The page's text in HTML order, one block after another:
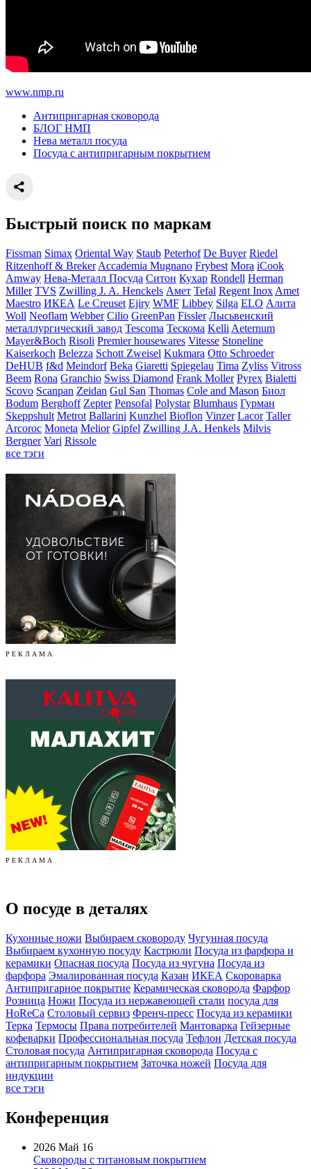
www.nmp.ru
Антипригарная сковорода
БЛОГ НМП
Нева металл посуда
Посуда с антипригарным покрытием
Быстрый поиск по маркам
Fissman Simax Oriental Way Staub Peterhof De Buyer Riedel
Ritzenhoff & Breker Accademia Mugnano Frybest Mora iCook
Amway Нева-Металл Посуда Ситон Кухар Rondell Herman
Miller TVS Zwilling J. A. Henckels Амет Tefal Regent Inox Amet
Maestro ИКЕА Le Creuset Ejiry WMF Libbey Silga ELO Алита
Woll Neoflam Webber Cilio GreenPan Fissler Лысьвенский
металлургический завод Tescoma Тескома Kelli Aeternum
Mayer&Boch Risoli Premier housewares Vitesse Stoneline
Kaiserkoch Belezza Schott Zweisel Kukmara Otto Schroeder
DeHUB f&d Meindorf Beka Giaretti Spiegelau Tima Zyliss Vitross
Beem Rona Granchio Swiss Diamond Frank Moller Pyrex Bialetti
Scovo Scanpan Zeidan Gul San Thomas Cole and Mason Биол
Bodum Berghoff Zepter Pensofal Polystar Blumhaus Гурман
Skeppshult Metrot Ballarini Kunzhel Bioflon Vinzer Lacor Taller
Arcoroc Moneta Melior Gipfel Zwilling J.A. Henkels Milvis
Bergner Vari Rissole
все тэги
Р Е К Л А М А
Р Е К Л А М А
О посуде в деталях
Кухонные ножи Выбираем сковороду Чугунная посуда
Выбираем кухонную посуду Кастрюли Посуда из фарфора и
керамики Опасная посуда Посуда из чугуна Посуда из
фарфора Эмалированная посуда Казан ИКЕА Скороварка
Антипригарное покрытие Керамическая сковорода Фарфор
Розница Ножи Посуда из нержавеющей стали посуда для
HoReCa Столовый сервиз Френч-пресс Посуда из керамики
Терка Термосы Права потребителей Мантоварка Гейзерные
кофеварки Профессиональная посуда Тефлон Детская посуда
Столовая посуда Антипригарная сковорода Посуда с
антипригарным покрытием Заточка ножей Посуда для
индукции
все тэги
Конференция
2026 Май 16
Сковороды с титановым покрытием